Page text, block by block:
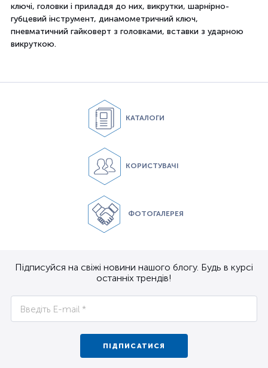
ключі, головки і приладдя до них, викрутки, шарнірно-
губцевий інструмент, динамометричний ключ,
пневматичний гайковерт з головками, вставки з ударною
викруткою.
КАТАЛОГИ
КОРИСТУВАЧІ
ФОТОГАЛЕРЕЯ
Підписуйся на свіжі новини нашого блогу. Будь в курсі
останніх трендів!
ПІДПИСАТИСЯ